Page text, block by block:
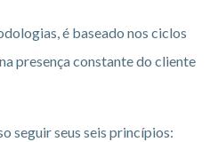
é baseado nos ciclos
presença constante do cliente
seguir seus seis princípios: